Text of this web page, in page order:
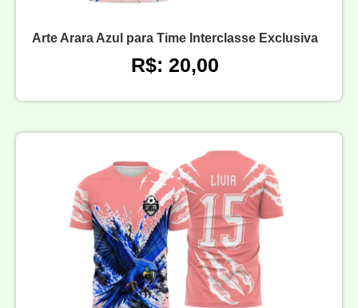
Arte Arara Azul para Time Interclasse Exclusiva
R$: 20,00